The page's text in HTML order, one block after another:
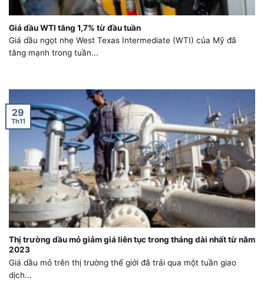
Giá dầu WTI tăng 1,7% từ đầu tuần
Giá dầu ngọt nhẹ West Texas Intermediate (WTI) của Mỹ đã
tăng mạnh trong tuần...
Thị trường dầu mỏ giảm giá liên tục trong tháng dài nhất từ năm
2023
Giá dầu mỏ trên thị trường thế giới đã trải qua một tuần giao
dịch...
29
Th11